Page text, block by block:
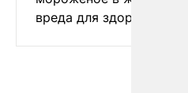
вреда для здоровья